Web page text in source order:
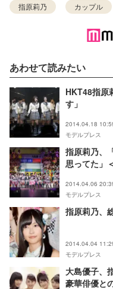
指原莉乃 カップル
あわせて読みたい
HKT48指原
す」
2014.04.18
モデルプレス
指原莉乃、
思ってた」
2014.04.06
モデルプレス
指原莉乃、
2014.04.04
モデルプレス
大島優子、
豪華俳優と